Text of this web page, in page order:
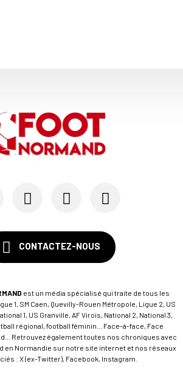
2
décroche le dernier bille...
et le FC Serguigny-Nassandres ...
CONTACTEZ-NOUS
est un média spécialisé qui traite de tous les
1, SM Caen, Quevilly-Rouen Métropole, Ligue 2, US
1, US Granville, AF Virois, National 2, National 3,
régional, football féminin... Face-à-face, Face
Retrouvez également toutes nos chroniques avec
en Normandie sur notre site internet et nos réseaux
: X (ex-Twitter), Facebook, Instagram.